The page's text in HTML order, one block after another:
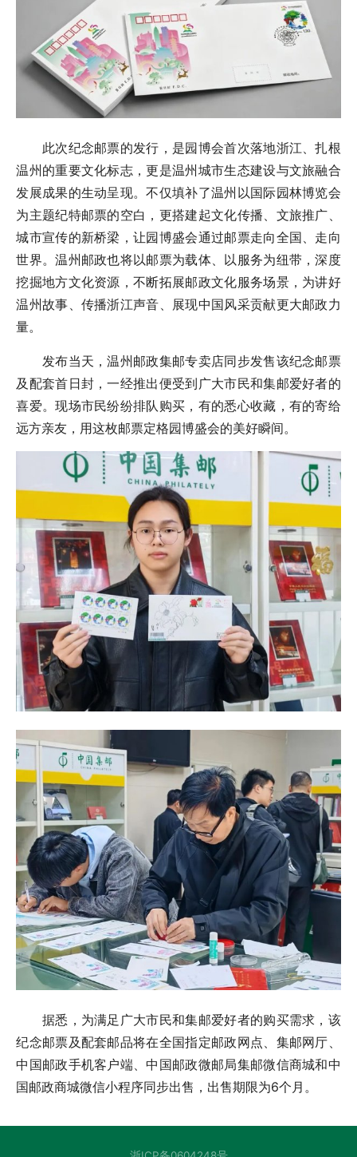
此次纪念邮票的发行，是园博会首次落地浙江、扎根
温州的重要文化标志，更是温州城市生态建设与文旅融合
发展成果的生动呈现。不仅填补了温州以国际园林博览会
为主题纪特邮票的空白，更搭建起文化传播、文旅推广、
城市宣传的新桥梁，让园博盛会通过邮票走向全国、走向
世界。温州邮政也将以邮票为载体、以服务为纽带，深度
挖掘地方文化资源，不断拓展邮政文化服务场景，为讲好
温州故事、传播浙江声音、展现中国风采贡献更大邮政力
量。
发布当天，温州邮政集邮专卖店同步发售该纪念邮票
及配套首日封，一经推出便受到广大市民和集邮爱好者的
喜爱。现场市民纷纷排队购买，有的悉心收藏，有的寄给
远方亲友，用这枚邮票定格园博盛会的美好瞬间。
据悉，为满足广大市民和集邮爱好者的购买需求，该
纪念邮票及配套邮品将在全国指定邮政网点、集邮网厅、
中国邮政手机客户端、中国邮政微邮局集邮微信商城和中
国邮政商城微信小程序同步出售，出售期限为6个月。